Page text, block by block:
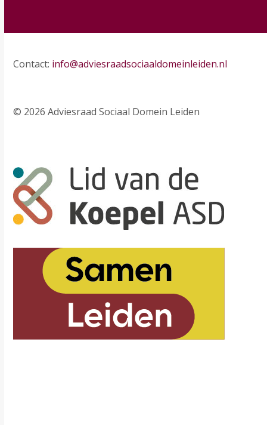
Contact: info@adviesraadsociaaldomeinleiden.nl
© 2026 Adviesraad Sociaal Domein Leiden